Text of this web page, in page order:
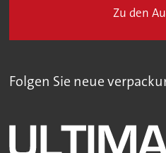
Zu den
Folgen Sie neue